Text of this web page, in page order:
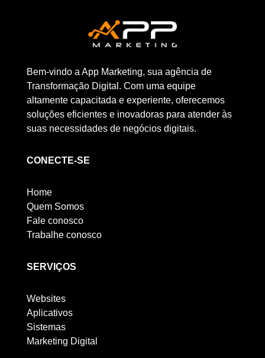
Bem-vindo a App Marketing, sua agência de
Transformação Digital. Com uma equipe
altamente capacitada e experiente, oferecemos
soluções eficientes e inovadoras para atender às
suas necessidades de negócios digitais.
CONECTE-SE
Home
Quem Somos
Fale conosco
Trabalhe conosco
SERVIÇOS
Websites
Aplicativos
Sistemas
Marketing Digital